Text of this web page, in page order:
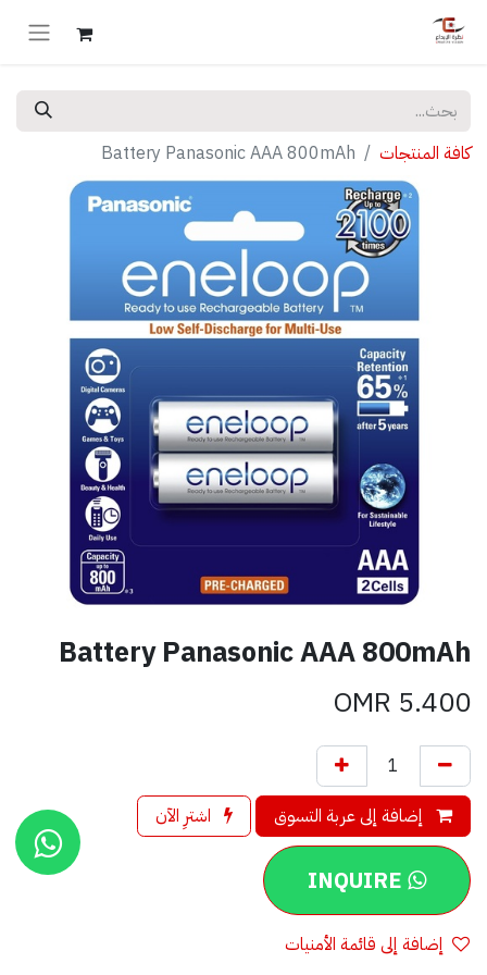
كافة المنتجات Battery Panasonic AAA 800mAh
Battery Panasonic AAA 800mAh
5.400
إضافة إلى عربة التسوق اشترِ الآن
INQUIRE
إضافة إلى قائمة الأمنيات